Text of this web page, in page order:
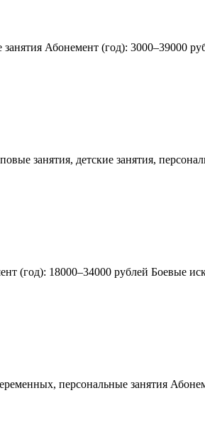
Абонемент (год): 3000–39000
занятия, детские занятия,
(год): 18000–34000 рублей Боевые
персональные занятия